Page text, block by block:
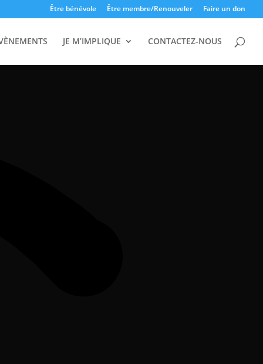
Être bénévole Être membre/Renouveler Faire un don
JE M’IMPLIQUE CONTACTEZ-NOUS